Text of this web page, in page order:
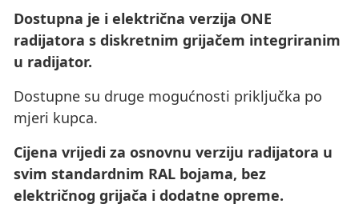
Dostupna je i električna verzija ONE
radijatora s diskretnim grijačem integriranim
u radijator.
Dostupne su druge mogućnosti priključka po
mjeri kupca.
Cijena vrijedi za osnovnu verziju radijatora u
svim standardnim RAL bojama, bez
električnog grijača i dodatne opreme.